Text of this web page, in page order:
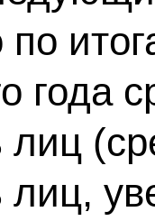
по
года
лиц
лиц,